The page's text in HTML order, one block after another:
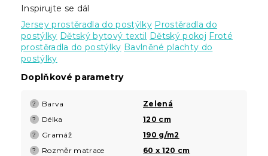
Inspirujte se dál
Jersey prostěradla do postýlky Prostěradla do
postýlky Dětský bytový textil Dětský pokoj Froté
prostěradla do postýlky Bavlněné plachty do
postýlky
Doplňkové parametry
? Barva Zelená
? Délka 120 cm
? Gramáž 190 g/m2
? Rozměr matrace 60 x 120 cm